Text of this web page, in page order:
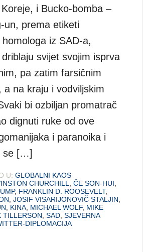
i Bucko-bomba –
un, prema etiketi
iz SAD-a,
svijet svojim isprva
pa zatim farsičnim
a na kraju i vodviljskim
bi ozbiljan promatrač
dignuti ruke od ove
i paranoika i
se […]
U: GLOBALNI KAOS
CHURCHILL,ČE SON-HUI,
, FRANKLIN D. ROOSEVELT,
,JOSIF VISARIJONOVIČ STALJIN,
, KINA, MICHAEL WOLF, MIKE
TILLERSON,SAD,SJEVERNA
DIPLOMACIJA